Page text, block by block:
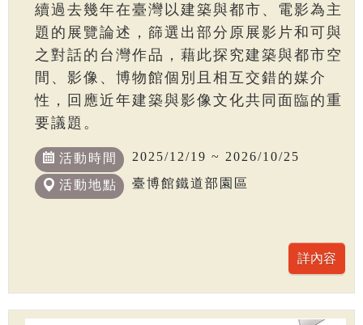
續過去幾年在臺灣以建築與都市、電影為主
題的展覽論述，篩選出部分原展影片和可與
之對話的台灣作品，藉此探究建築與都市空
間、影像、博物館個別且相互交錯的媒介
性，回應近年建築與影像文化共同面臨的重
要議題。
活動時間 2025/12/19 ~ 2026/10/25
活動地點 臺博館鐵道部園區